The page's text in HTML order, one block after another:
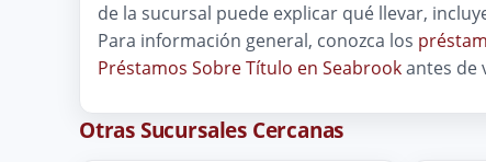
de la sucursal puede explicar qué llevar,
Para información general, conozca los
Préstamos Sobre Título en Seabrookantes de
Otras Sucursales Cercanas